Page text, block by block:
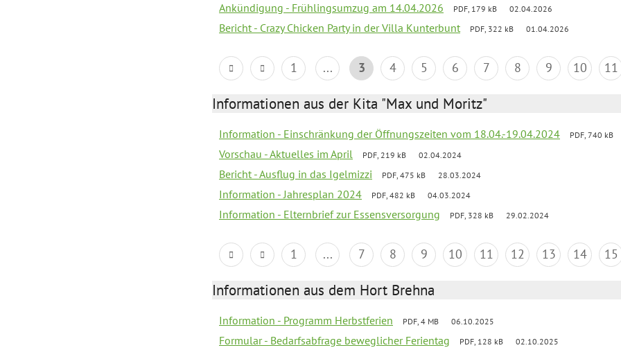
Ankündigung - Frühlingsumzug am 14.04.2026 PDF, 179 kB 02.04.2026
Bericht - Crazy Chicken Party in der Villa Kunterbunt PDF, 322 kB 01.04.2026
1 ... 3 4 5 6 7 8 9 10 11
Informationen aus der Kita "Max und Moritz"
Information - Einschränkung der Öffnungszeiten vom 18.04.-19.04.2024 PDF, 740 kB
Vorschau - Aktuelles im April PDF, 219 kB 02.04.2024
Bericht - Ausflug in das Igelmizzi PDF, 475 kB 28.03.2024
Information - Jahresplan 2024 PDF, 482 kB 04.03.2024
Information - Elternbrief zur Essensversorgung PDF, 328 kB 29.02.2024
1 ... 7 8 9 10 11 12 13 14 15
Informationen aus dem Hort Brehna
Information - Programm Herbstferien PDF, 4 MB 06.10.2025
Formular - Bedarfsabfrage beweglicher Ferientag PDF, 128 kB 02.10.2025